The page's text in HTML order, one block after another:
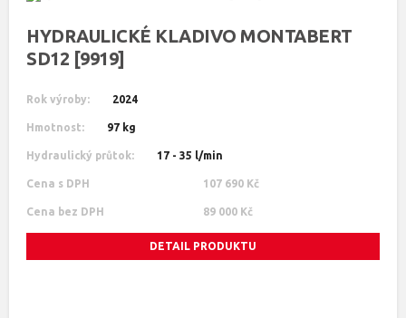
HYDRAULICKÉ KLADIVO MONTABERT
SD12 [9919]
Rok výroby: 2024
Hmotnost: 97 kg
Hydraulický průtok: 17 - 35 l/min
Cena s DPH 107 690 Kč
Cena bez DPH 89 000 Kč
DETAIL PRODUKTU